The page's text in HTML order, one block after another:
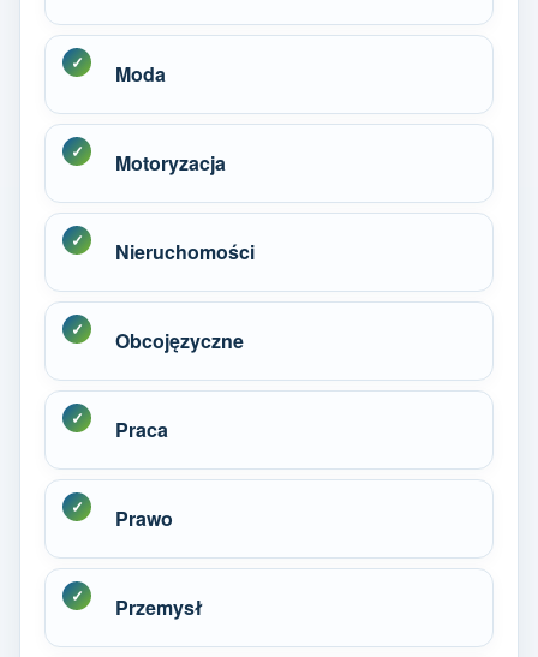
Moda
Motoryzacja
Nieruchomości
Obcojęzyczne
Praca
Prawo
Przemysł